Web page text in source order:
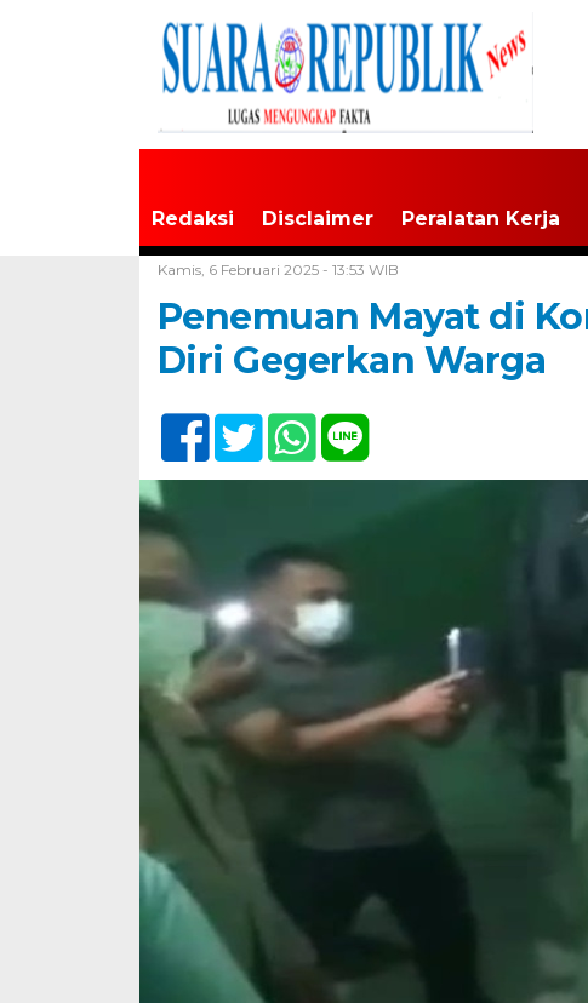
Redaksi Disclaimer Peralatan Kerja
Kamis, 6 Februari 2025 - 13:53 WIB
Penemuan Mayat di
Diri Gegerkan Warga